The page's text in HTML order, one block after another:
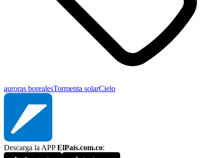
auroras borealesTormenta solarCielo
Descarga la APPElPaís.com.co: